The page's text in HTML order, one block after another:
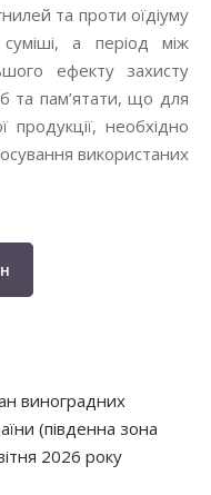
та проти оїдіуму
а період між
ефекту захисту
та пам’ятати, що для
продукції, необхідно
використаних
виноградних
(південна зона
2026 року